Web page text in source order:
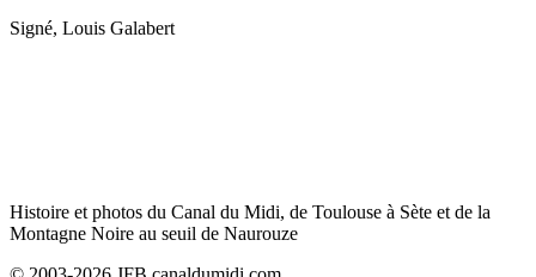
Signé, Louis Galabert
Histoire et photos du Canal du Midi, de Toulouse à Sète et de la
Montagne Noire au seuil de Naurouze